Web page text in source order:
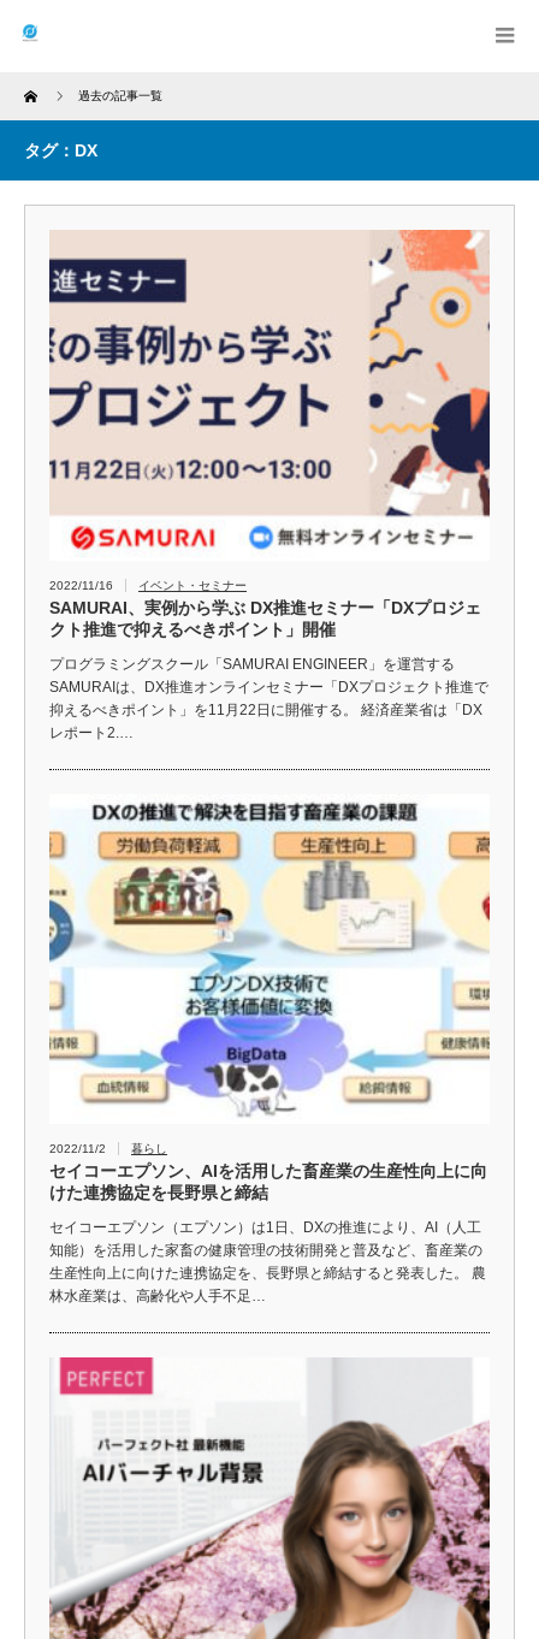
Home 過去の記事一覧
タグ：DX
2022/11/16 イベント・セミナー
SAMURAI、実例から学ぶ DX推進セミナー「DXプロジェ
クト推進で抑えるべきポイント」開催
プログラミングスクール「SAMURAI ENGINEER」を運営する
SAMURAIは、DX推進オンラインセミナー「DXプロジェクト推進で
抑えるべきポイント」を11月22日に開催する。 経済産業省は「DX
レポート2.…
2022/11/2 暮らし
セイコーエプソン、AIを活用した畜産業の生産性向上に向
けた連携協定を長野県と締結
セイコーエプソン（エプソン）は1日、DXの推進により、AI（人工
知能）を活用した家畜の健康管理の技術開発と普及など、畜産業の
生産性向上に向けた連携協定を、長野県と締結すると発表した。 農
林水産業は、高齢化や人手不足…